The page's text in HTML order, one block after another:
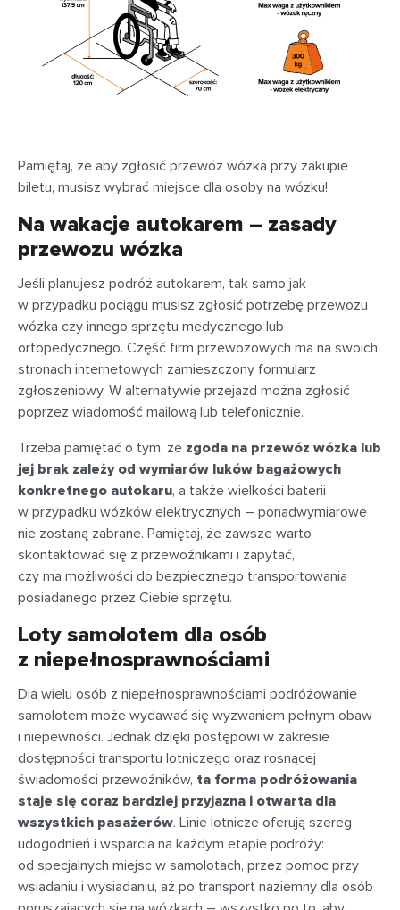
Pamiętaj, że aby zgłosić przewóz wózka przy zakupie
biletu, musisz wybrać miejsce dla osoby na wózku!
Na wakacje autokarem – zasady
przewozu wózka
Jeśli planujesz podróż autokarem, tak samo jak
w przypadku pociągu musisz zgłosić potrzebę przewozu
wózka czy innego sprzętu medycznego lub
ortopedycznego. Część firm przewozowych ma na swoich
stronach internetowych zamieszczony formularz
zgłoszeniowy. W alternatywie przejazd można zgłosić
poprzez wiadomość mailową lub telefonicznie.
Trzeba pamiętać o tym, że zgoda na przewóz wózka lub
jej brak zależy od wymiarów luków bagażowych
konkretnego autokaru, a także wielkości baterii
w przypadku wózków elektrycznych – ponadwymiarowe
nie zostaną zabrane. Pamiętaj, że zawsze warto
skontaktować się z przewoźnikami i zapytać,
czy ma możliwości do bezpiecznego transportowania
posiadanego przez Ciebie sprzętu.
Loty samolotem dla osób
z niepełnosprawnościami
Dla wielu osób z niepełnosprawnościami podróżowanie
samolotem może wydawać się wyzwaniem pełnym obaw
i niepewności. Jednak dzięki postępowi w zakresie
dostępności transportu lotniczego oraz rosnącej
świadomości przewoźników, ta forma podróżowania
staje się coraz bardziej przyjazna i otwarta dla
wszystkich pasażerów. Linie lotnicze oferują szereg
udogodnień i wsparcia na każdym etapie podróży:
od specjalnych miejsc w samolotach, przez pomoc przy
wsiadaniu i wysiadaniu, aż po transport naziemny dla osób